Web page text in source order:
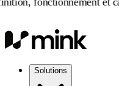
Solutions